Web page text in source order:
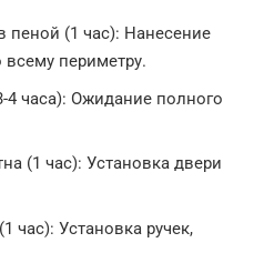
пеной (1 час): Нанесение
периметру.
часа): Ожидание полного
(1 час): Установка двери
час): Установка ручек,